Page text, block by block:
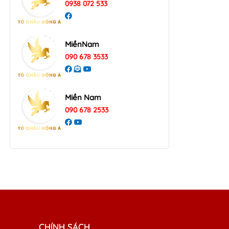
0938 072 533
MiềnNam
090 678 3533
Miền Nam
090 678 2533
CHÍNH SÁCH